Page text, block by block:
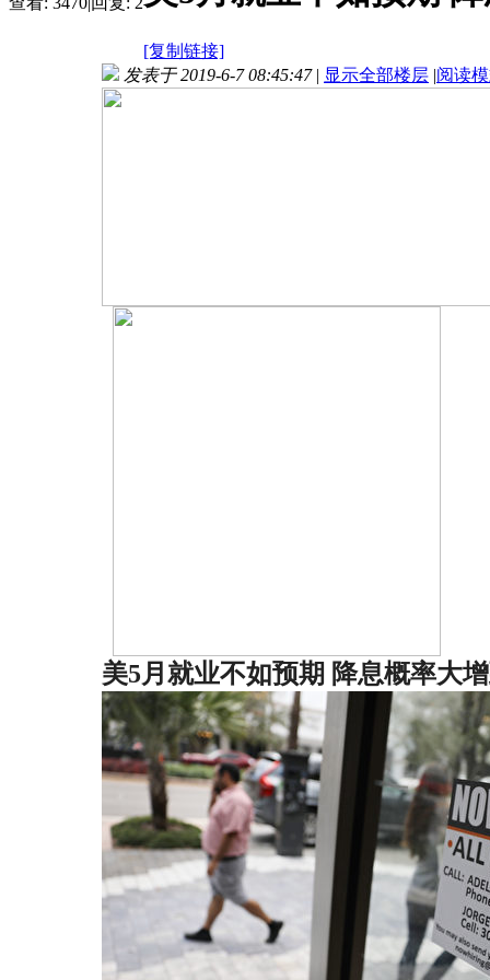
[复制链接]
发表于 2019-6-7 08:45:47 | 显示全部楼层 |阅读
美5月就业不如预期 降息概率大